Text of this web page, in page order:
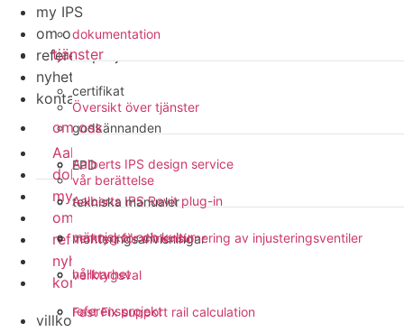
dokumentation
certifikat
godkännanden
EPD
tekniska manualer
monteringsanvisningar
tjänster
Översikt över tjänster
Aalberts IPS design service
Aalberts IPS Revit plug-in
verktyg för dimensionering av injusteringsventiler
verktygsval
Fast Fix support rail calculation
om oss
vår berättelse
människor och kultur
hållbarhet
referensprojekt
my IPS
om oss
referensprojekt
nyheter
kontakt
Aalberts IPS design service
dokumentation
my IPS
om oss
referensprojekt
nyheter
kontakt
villkor